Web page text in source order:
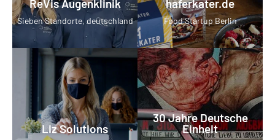
ReVis Augenklinik
Sieben Standorte, deutschland
haferkater.de
Food Startup Berlin
Liz Solutions
30 Jahre Deutsche
Einheit